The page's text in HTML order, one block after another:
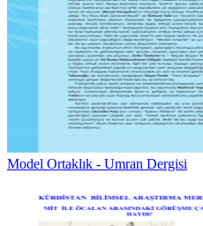
Model Ortaklık - Umran Dergisi